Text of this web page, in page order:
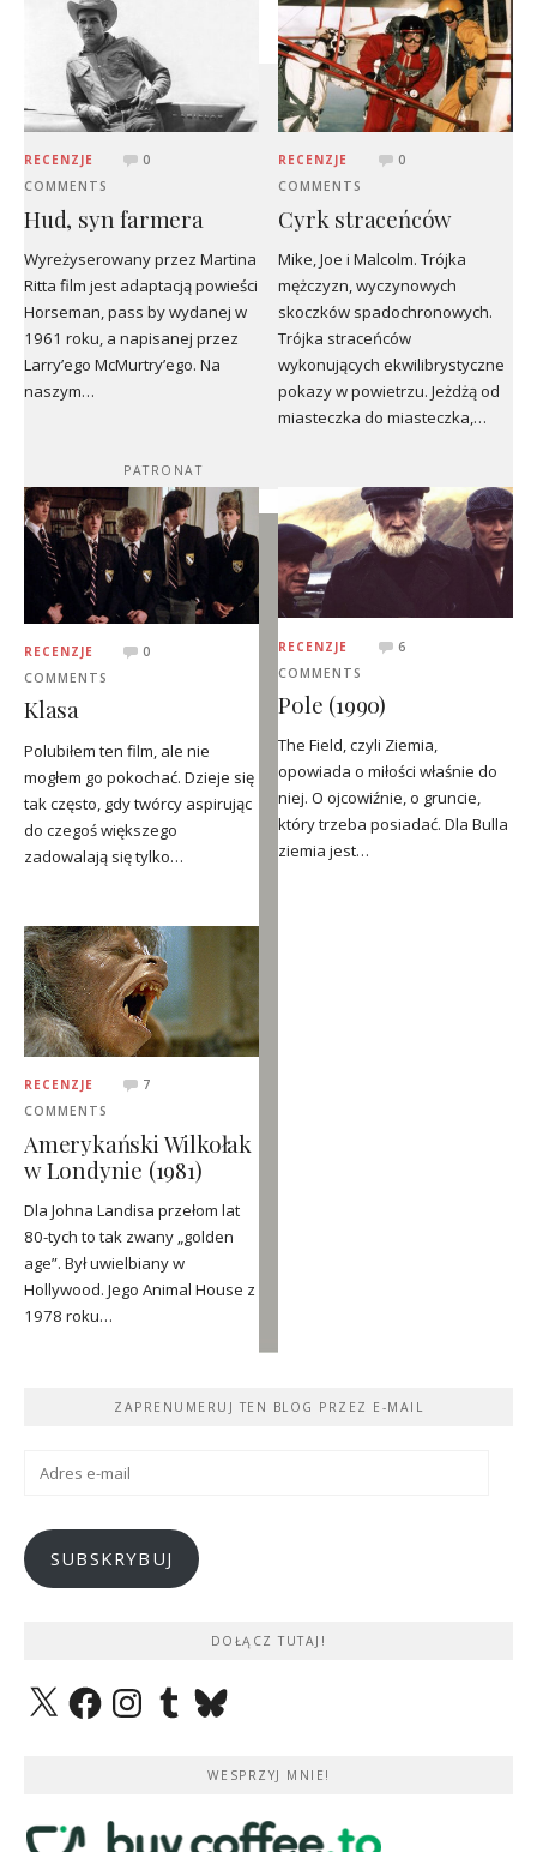
RECENZJE
0
COMMENTS
Hud, syn farmera
Wyreżyserowany przez Martina
Ritta film jest adaptacją powieści
Horseman, pass by wydanej w
1961 roku, a napisanej przez
Larry’ego McMurtry’ego. Na
naszym…
RECENZJE
0
COMMENTS
Cyrk straceńców
Mike, Joe i Malcolm. Trójka
mężczyzn, wyczynowych
skoczków spadochronowych.
Trójka straceńców
wykonujących ekwilibrystyczne
pokazy w powietrzu. Jeżdżą od
miasteczka do miasteczka,…
RECENZJE
0
COMMENTS
Klasa
Polubiłem ten film, ale nie
mogłem go pokochać. Dzieje się
tak często, gdy twórcy aspirując
do czegoś większego
zadowalają się tylko…
RECENZJE
6
COMMENTS
Pole (1990)
The Field, czyli Ziemia,
opowiada o miłości właśnie do
niej. O ojcowiźnie, o gruncie,
który trzeba posiadać. Dla Bulla
ziemia jest…
RECENZJE
7
COMMENTS
Amerykański Wilkołak
w Londynie (1981)
Dla Johna Landisa przełom lat
80-tych to tak zwany „golden
age”. Był uwielbiany w
Hollywood. Jego Animal House z
1978 roku…
PATRONAT
ZAPRENUMERUJ TEN BLOG PRZEZ E-MAIL
SUBSKRYBUJ
DOŁĄCZ TUTAJ!
X FacebookInstagramTumblrBluesky
WESPRZYJ MNIE!